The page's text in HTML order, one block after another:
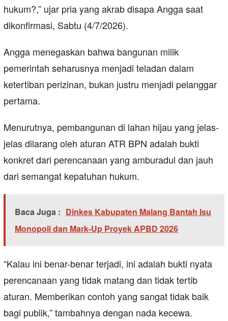
hukum?,” ujar pria yang akrab disapa Angga saat
dikonfirmasi, Sabtu (4/7/2026).
Angga menegaskan bahwa bangunan milik
pemerintah seharusnya menjadi teladan dalam
ketertiban perizinan, bukan justru menjadi pelanggar
pertama.
Menurutnya, pembangunan di lahan hijau yang jelas-
jelas dilarang oleh aturan ATR BPN adalah bukti
konkret dari perencanaan yang amburadul dan jauh
dari semangat kepatuhan hukum.
Baca Juga : Dinkes Kabupaten Malang Bantah Isu
Monopoli dan Mark-Up Proyek APBD 2026
“Kalau ini benar-benar terjadi, ini adalah bukti nyata
perencanaan yang tidak matang dan tidak tertib
aturan. Memberikan contoh yang sangat tidak baik
bagi publik,” tambahnya dengan nada kecewa.